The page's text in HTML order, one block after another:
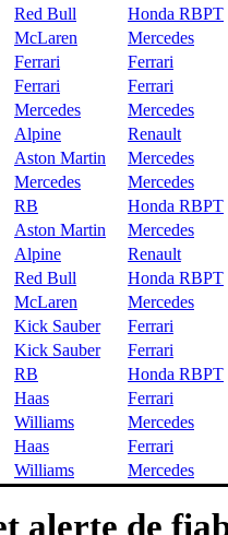
Red Bull
Honda RBPT
McLaren
Mercedes
Ferrari
Ferrari
Ferrari
Ferrari
Mercedes
Mercedes
Alpine
Renault
Aston Martin
Mercedes
Mercedes
Mercedes
RB
Honda RBPT
Aston Martin
Mercedes
Alpine
Renault
Red Bull
Honda RBPT
McLaren
Mercedes
Kick Sauber
Ferrari
Kick Sauber
Ferrari
RB
Honda RBPT
Haas
Ferrari
Williams
Mercedes
Haas
Ferrari
Williams Mercedes
alerte de